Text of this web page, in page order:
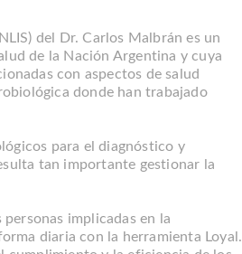
del Dr. Carlos Malbrán es un
de la Nación Argentina y cuya
con aspectos de salud
donde han trabajado
para el diagnóstico y
tan importante gestionar la
implicadas en la
diaria con la herramienta Loyal.